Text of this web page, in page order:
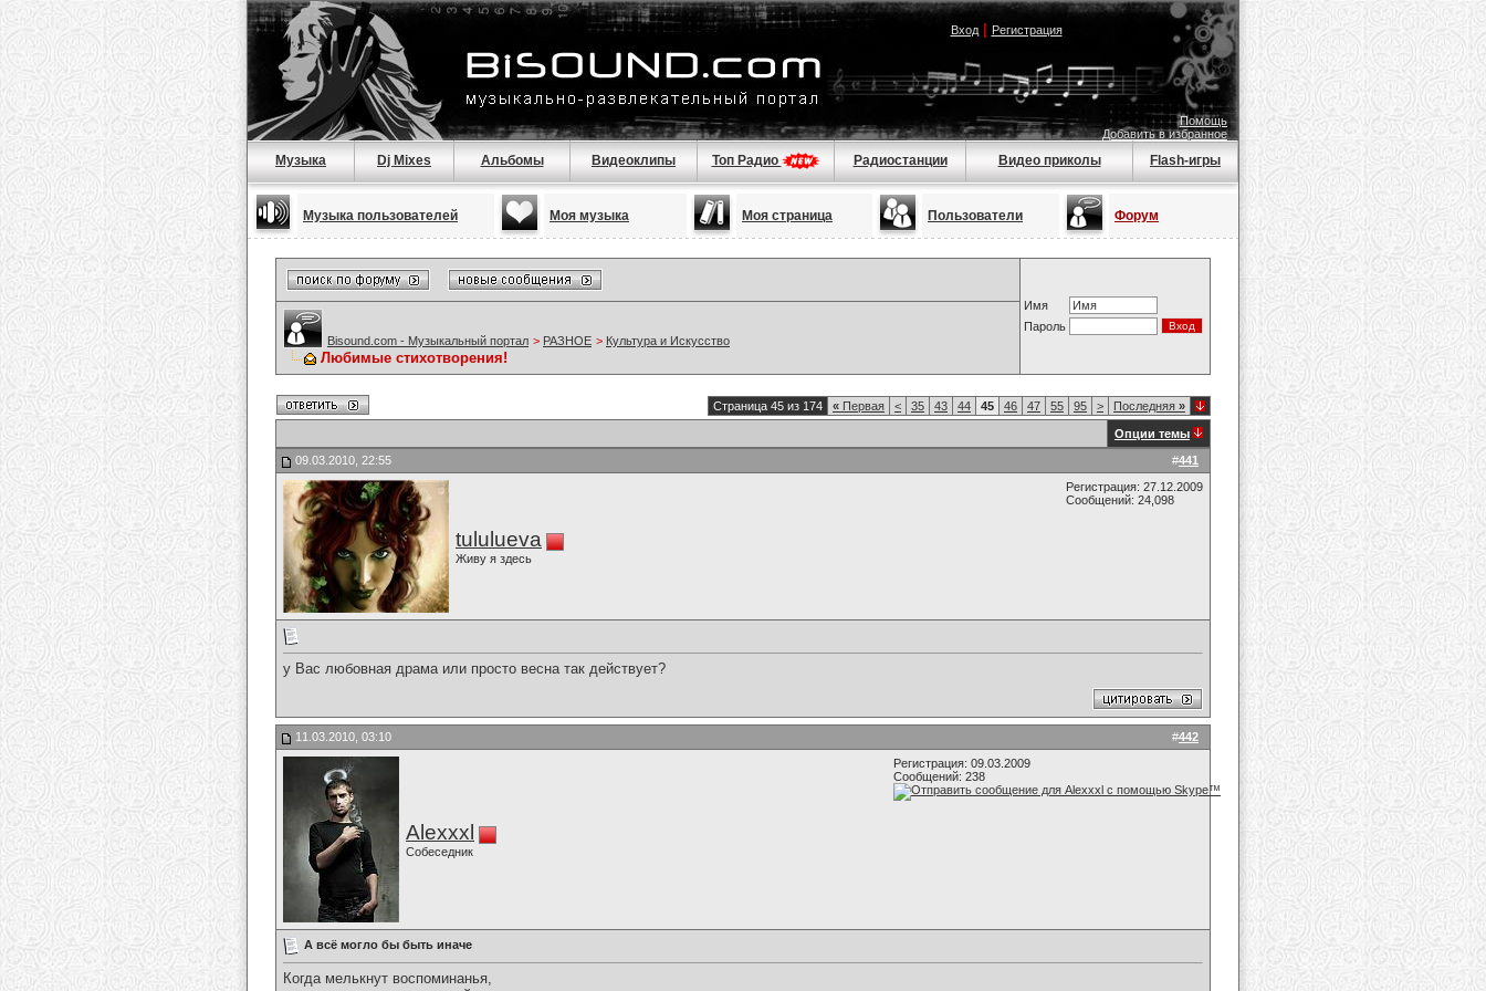
Вход| Регистрация
Помощь
Добавить в избранное
Музыка Dj Mixes Альбомы Видеоклипы Топ Радио Радиостанции Видео приколы Flash-игры
Музыка пользователей Моя музыка Моя страница Пользователи Форум
Имя
Пароль
Bisound.com - Музыкальный портал > РАЗНОЕ > Культура и Искусство
Любимые стихотворения!
Страница 45 из 174 « Первая < 35 43 44 45 46 47 55 95 > Последняя »
Опции темы
#441
09.03.2010, 22:55
tululueva
Живу я здесь
Регистрация: 27.12.2009
Сообщений: 24,098
у Вас любовная драма или просто весна так действует?
#442
11.03.2010, 03:10
Alexxxl
Собеседник
Регистрация: 09.03.2009
Сообщений: 238
А всё могло бы быть иначе
Когда мелькнут воспоминанья,